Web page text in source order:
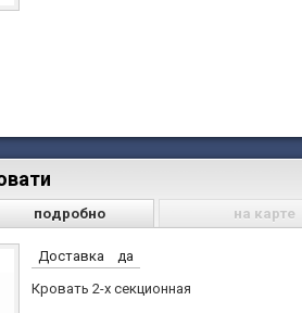
подробно на карте
Доставка
да
Кровать 2-х секционная